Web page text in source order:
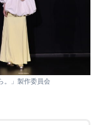
。」製作委員会